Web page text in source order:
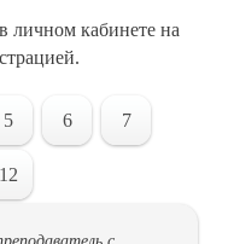
личном кабинете на
5 6 7
12